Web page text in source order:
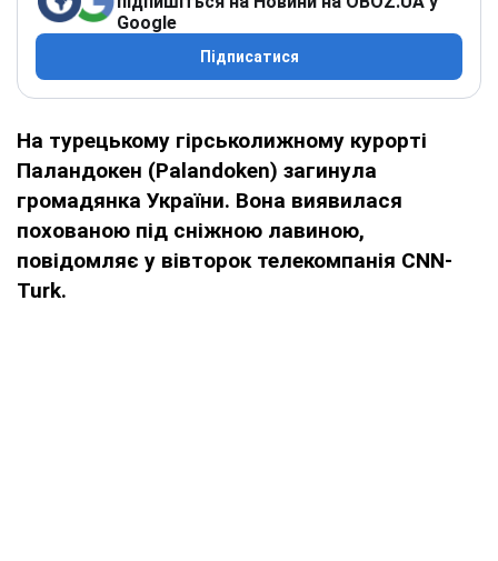
Google
Підписатися
На турецькому гірськолижному курорті
Паландокен (Palandoken) загинула
громадянка України. Вона виявилася
похованою під сніжною лавиною,
повідомляє у вівторок телекомпанія CNN-
Turk.